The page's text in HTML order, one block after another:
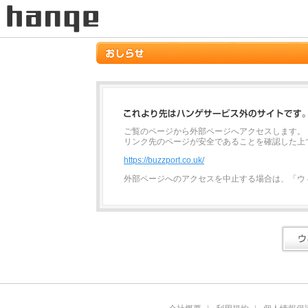
ご覧のページから外部ページへアクセスします。
リンク先のページが安全であることを確認した
https://buzzport.co.uk/
外部ページへのアクセスを中止する場合は、「